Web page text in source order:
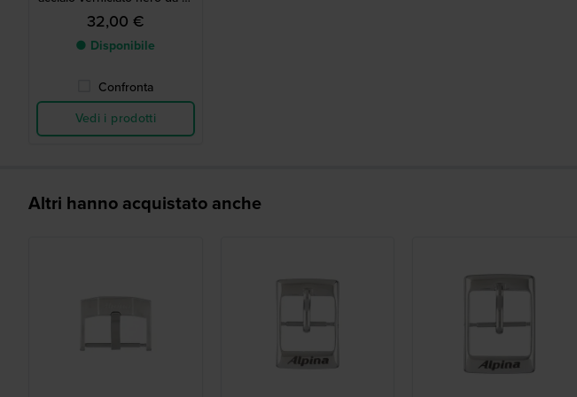
mm
32,00 €
● Disponibile
Confronta
Vedi i prodotti
Altri hanno acquistato anche